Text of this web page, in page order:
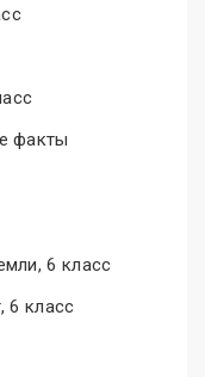
факты
6 класс
6 класс